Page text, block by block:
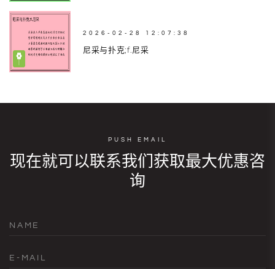
2026-02-28 12:07:38
尼采与扑克;f.尼采
PUSH EMAIL
现在就可以联系我们获取最大优惠咨
询
NAME
E-MAIL